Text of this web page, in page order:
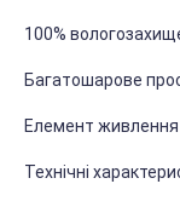
100%
Багатошарове
Елемент живлення
Технічні